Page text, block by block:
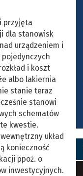
przyjęta
dla stanowisk
urządzeniem i
i koszt
albo lakiernia
stanie teraz
stanowi
schematów
kwestie.
układ
konieczność
ppoż. o
inwestycyjnych.